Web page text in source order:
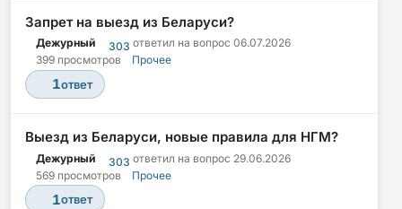
Запрет на выезд из Беларуси?
Дежурный 303 ответил на вопрос 06.07.2026
399 просмотров
Прочее
1ответ
Выезд из Беларуси, новые правила для НГМ?
Дежурный 303 ответил на вопрос 29.06.2026
569 просмотров
Прочее
1ответ